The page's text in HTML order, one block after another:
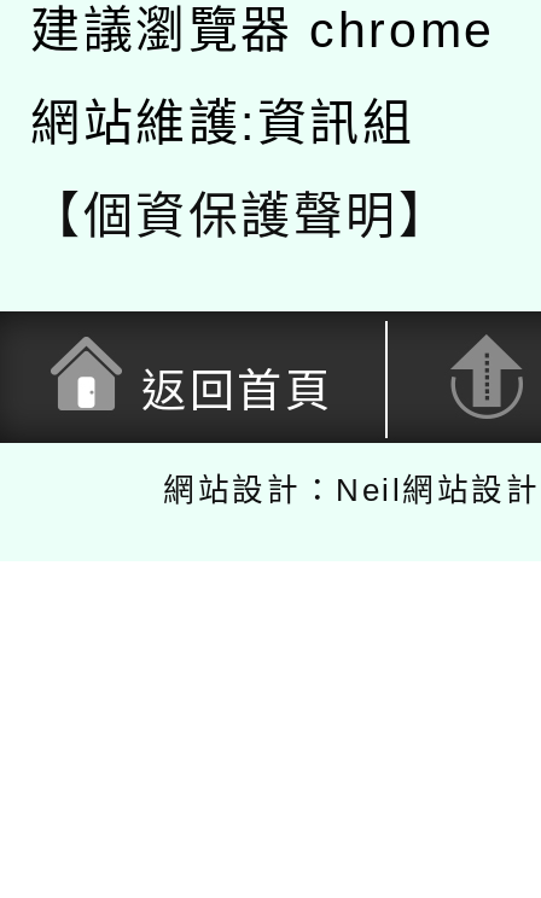
建議瀏覽器 chrome
網站維護:資訊組
【個資保護聲明】
返回首頁
網站設計：Neil網站設